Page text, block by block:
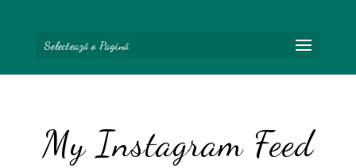
Selectează o Pagină
My Instagram Feed